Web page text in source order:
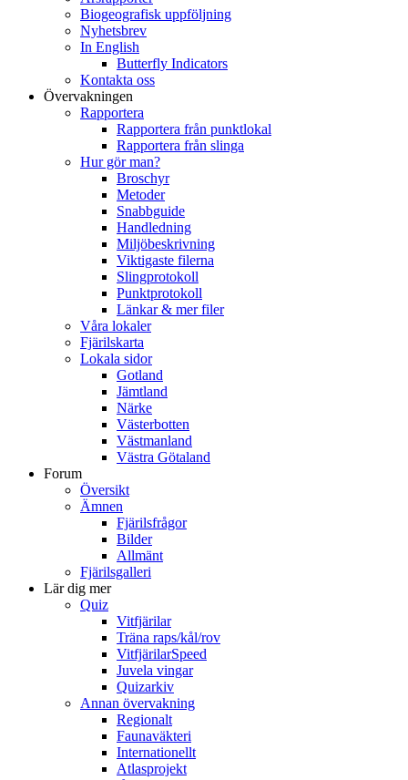
Biogeografisk uppföljning
Nyhetsbrev
In English
Butterfly Indicators
Kontakta oss
Övervakningen
Rapportera
Rapportera från punktlokal
Rapportera från slinga
Hur gör man?
Broschyr
Metoder
Snabbguide
Handledning
Miljöbeskrivning
Viktigaste filerna
Slingprotokoll
Punktprotokoll
Länkar & mer filer
Våra lokaler
Fjärilskarta
Lokala sidor
Gotland
Jämtland
Närke
Västerbotten
Västmanland
Västra Götaland
Forum
Översikt
Ämnen
Fjärilsfrågor
Bilder
Allmänt
Fjärilsgalleri
Lär dig mer
Quiz
Vitfjärilar
Träna raps/kål/rov
VitfjärilarSpeed
Juvela vingar
Quizarkiv
Annan övervakning
Regionalt
Faunaväkteri
Internationellt
Atlasprojekt